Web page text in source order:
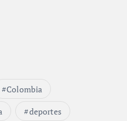
Colombia
deportes